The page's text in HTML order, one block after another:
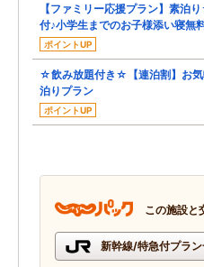
【ファミリー応援プラン】素泊
付♪小学生までのお子様添い寝無
ポイントUP
☆飲み放題付き☆【連泊割】お気
泊りプラン
ポイントUP
この施設と
新幹線/特急付プラ